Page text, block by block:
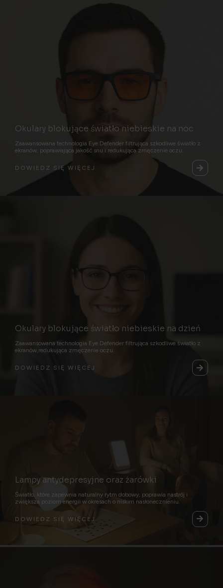
Okulary blokujące światło niebieskie na noc
Zaawansowana technologia Eye Defender filtrująca szkodliwe światło z
ekranów, poprawiająca jakość snu i redukująca zmęczenie oczu.
DOWIEDZ SIĘ WIĘCEJ
Okulary blokujące światło niebieskie na dzień
Zaawansowana technologia Eye Defender filtrująca szkodliwe światło z
ekranów,redukująca zmęczenie oczu.
DOWIEDZ SIĘ WIĘCEJ
Lampy antydepresyjne oraz żarówki
Światło, które zapewnia naturalny rytm dobowy, poprawia nastrój i
zwiększa poziom energii w okresach o niskim nasłonecznieniu.
DOWIEDZ SIĘ WIĘCEJ